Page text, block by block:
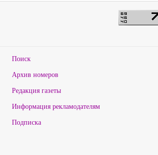
Поиск
Архив номеров
Редакция газеты
Информация рекламодателям
Подписка